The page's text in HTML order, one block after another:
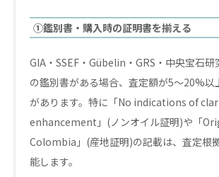
①鑑別書・購入時の証明書を揃える
GIA・SSEF・Gübelin・GRS・中央宝石研
の鑑別書がある場合、査定額が5〜20%以
があります。特に「No indications of
enhancement」(ノンオイル証明)や「
Colombia」(産地証明)の記載は、査定根
能します。